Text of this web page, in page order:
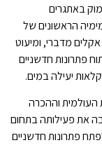
באתגרים
מימיה הראשונים של
מדברי, ומיעוט
פתרונות חדשניים
יעילה במים.
העולמית וההכרה
את פעילותה בתחום
פתרונות חדשניים